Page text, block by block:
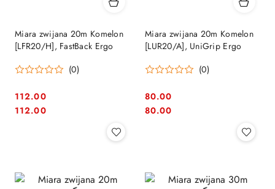
Miara zwijana 20m Komelon
[LFR20/H], FastBack Ergo
(0)
Cena:
112.00
Cena:
112.00
Miara zwijana 20m Komelon
[LUR20/A], UniGrip Ergo
(0)
Cena:
80.00
Cena:
80.00